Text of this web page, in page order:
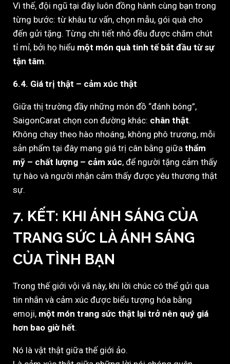
Vì thế, đội ngũ tại đây luôn đồng hành cùng bạn trong
từng bước: từ khâu tư vấn, chọn mẫu, gói quà cho
đến gửi tặng. Từng chi tiết nhỏ đều được chăm chút
tỉ mỉ, bởi họ hiểu một món quà tinh tế bắt đầu từ sự
tận tâm.
6.4. Giá trị thật – cảm xúc thật
Giữa thị trường đầy những món đồ “đánh bóng”,
SaigonCarat chọn con đường khác: chân thật.
Không chạy theo hào nhoáng, không phô trương, mỗi
sản phẩm tại đây mang giá trị cân bằng giữa thẩm
mỹ – chất lượng – cảm xúc, để người tặng cảm thấy
tự hào và người nhận cảm thấy được yêu thương thật
sự.
7. KẾT: KHI ÁNH SÁNG CỦA
TRANG SỨC LÀ ÁNH SÁNG
CỦA TÌNH BẠN
Trong thế giới vội vã này, khi lời chúc có thể gửi qua
tin nhắn và cảm xúc được biểu tượng hóa bằng
emoji, một món trang sức thật lại trở nên quý giá
hơn bao giờ hết.
Nó là vật thật giữa thế giới ảo.